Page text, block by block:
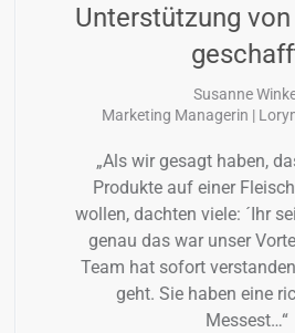
Unterstützung
Susanne
Marketing Managerin |
„Als wir gesagt haben,
Produkte auf einer
wollen, dachten viele: ´Ihr
genau das war unser
Team hat sofort
geht. Sie haben eine
Messest…“